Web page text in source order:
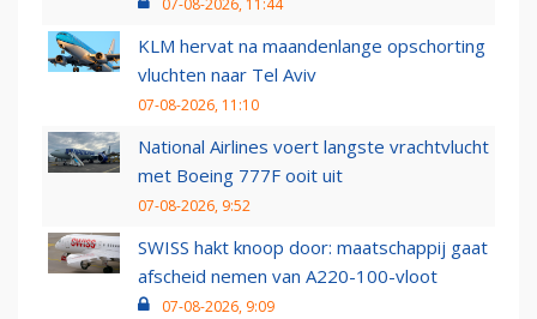
07-08-2026, 11:44
KLM hervat na maandenlange opschorting
vluchten naar Tel Aviv
07-08-2026, 11:10
National Airlines voert langste vrachtvlucht
met Boeing 777F ooit uit
07-08-2026, 9:52
SWISS hakt knoop door: maatschappij gaat
afscheid nemen van A220-100-vloot
07-08-2026, 9:09